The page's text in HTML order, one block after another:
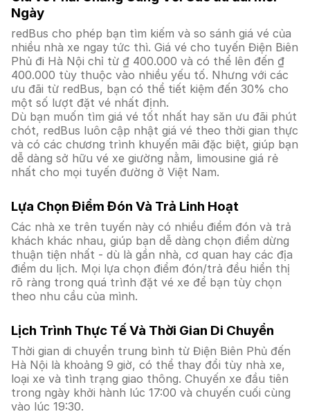
Ngày
redBus cho phép bạn tìm kiếm và so sánh giá vé của
nhiều nhà xe ngay tức thì. Giá vé cho tuyến Điện Biên
Phủ đi Hà Nội chỉ từ ₫ 400.000 và có thể lên đến ₫
400.000 tùy thuộc vào nhiều yếu tố. Nhưng với các
ưu đãi từ redBus, bạn có thể tiết kiệm đến 30% cho
một số lượt đặt vé nhất định.
Dù bạn muốn tìm giá vé tốt nhất hay săn ưu đãi phút
chót, redBus luôn cập nhật giá vé theo thời gian thực
và có các chương trình khuyến mãi đặc biệt, giúp bạn
dễ dàng sở hữu vé xe giường nằm, limousine giá rẻ
nhất cho mọi tuyến đường ở Việt Nam.
Lựa Chọn Điểm Đón Và Trả Linh Hoạt
Các nhà xe trên tuyến này có nhiều điểm đón và trả
khách khác nhau, giúp bạn dễ dàng chọn điểm dừng
thuận tiện nhất - dù là gần nhà, cơ quan hay các địa
điểm du lịch. Mọi lựa chọn điểm đón/trả đều hiển thị
rõ ràng trong quá trình đặt vé xe để bạn tùy chọn
theo nhu cầu của mình.
Lịch Trình Thực Tế Và Thời Gian Di Chuyển
Thời gian di chuyển trung bình từ Điện Biên Phủ đến
Hà Nội là khoảng 9 giờ, có thể thay đổi tùy nhà xe,
loại xe và tình trạng giao thông. Chuyến xe đầu tiên
trong ngày khởi hành lúc 17:00 và chuyến cuối cùng
vào lúc 19:30.